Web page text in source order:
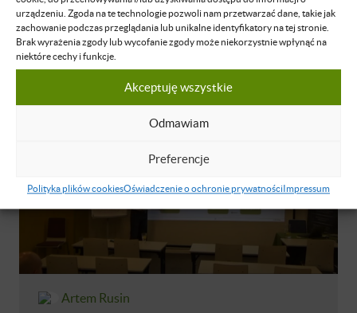
urządzeniu. Zgoda na te technologie pozwoli nam przetwarzać dane, takie jak
zachowanie podczas przeglądania lub unikalne identyfikatory na tej stronie.
Brak wyrażenia zgody lub wycofanie zgody może niekorzystnie wpłynąć na
niektóre cechy i funkcje.
Akceptuję wszystkie
Odmawiam
Preferencje
Polityka plików cookiesOświadczenie o ochronie prywatnościImpressum
biznesie
NIEDOSTĘPNE POLSKI 25 CZE 2023
Artem Rusin